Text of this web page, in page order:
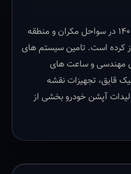
شرکت دریاپیمایش اطلس از سال ۱۴۰۳ در سواحل مکران و منطقه
کرده است. تامین سیستم های
مهندسی و ساعت های
قایق، تجهیزات نقشه
آپشن خودرو بخشی از